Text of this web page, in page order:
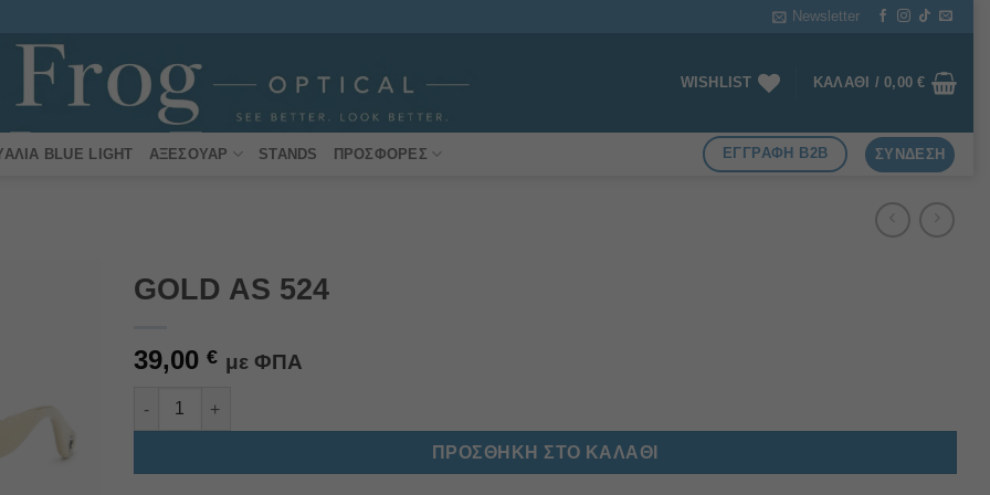
Newsletter
WISHLIST ΚΑΛΆΘΙ /0,00€
BLUE LIGHT ΑΞΕΣΟΥΆΡ STANDS ΠΡΟΣΦΟΡΈΣ ΕΓΓΡΑΦΗ B2B ΣΎΝΔΕΣΗ
GOLD AS 524
39,00 € με ΦΠΑ
GOLD AS 524 ποσότητα
ΠΡΟΣΘΉΚΗ ΣΤΟ ΚΑΛΆΘΙ
Alternative: